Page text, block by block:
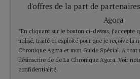
d'offres de la part de
Agora
*En cliquant sur le bouton ci-dessus, j’accepte
utilisé, traité et exploité pour que je reçoive la
Chronique Agora et mon Guide Spécial. A tout
désinscrire de de La Chronique Agora. Voir
confidentialité.